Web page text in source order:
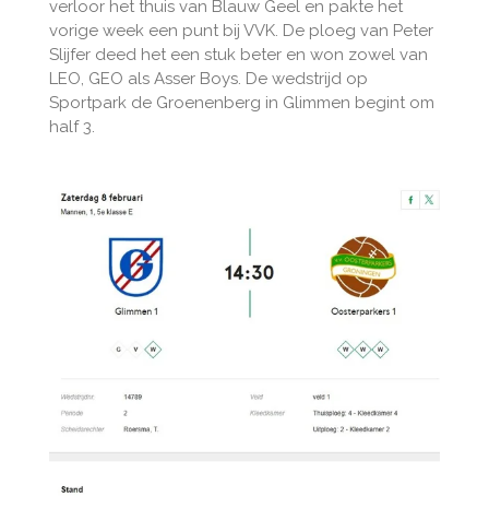
verloor het thuis van Blauw Geel en pakte het
vorige week een punt bij VVK. De ploeg van Peter
Slijfer deed het een stuk beter en won zowel van
LEO, GEO als Asser Boys. De wedstrijd op
Sportpark de Groenenberg in Glimmen begint om
half 3.